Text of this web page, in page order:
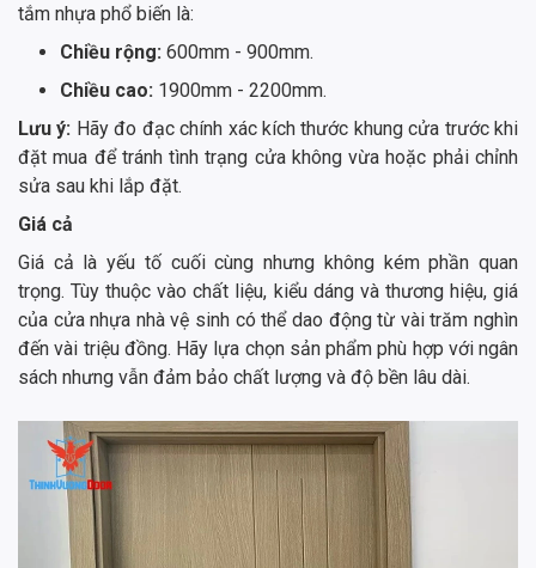
tắm nhựa phổ biến là:
Chiều rộng: 600mm - 900mm.
Chiều cao: 1900mm - 2200mm.
Lưu ý: Hãy đo đạc chính xác kích thước khung cửa trước khi
đặt mua để tránh tình trạng cửa không vừa hoặc phải chỉnh
sửa sau khi lắp đặt.
Giá cả
Giá cả là yếu tố cuối cùng nhưng không kém phần quan
trọng. Tùy thuộc vào chất liệu, kiểu dáng và thương hiệu, giá
của cửa nhựa nhà vệ sinh có thể dao động từ vài trăm nghìn
đến vài triệu đồng. Hãy lựa chọn sản phẩm phù hợp với ngân
sách nhưng vẫn đảm bảo chất lượng và độ bền lâu dài.